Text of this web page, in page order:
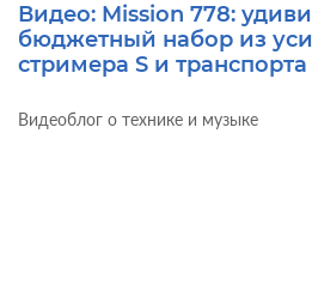
Видео: Mission 778:
бюджетный набор из
стримера S и транспорта
Видеоблог о технике и музыке